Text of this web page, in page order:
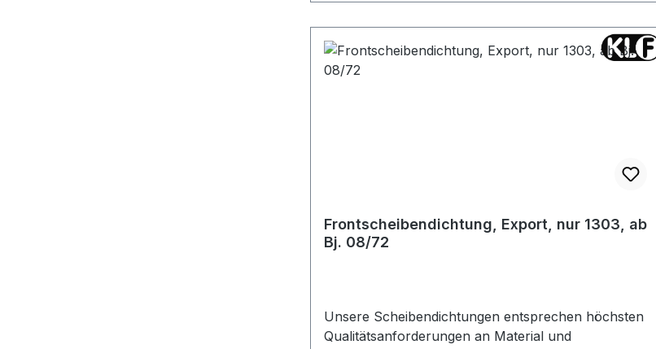
Frontscheibendichtung, Export, nur 1303, ab
Bj. 08/72
Unsere Scheibendichtungen entsprechen höchsten
Qualitätsanforderungen an Material und